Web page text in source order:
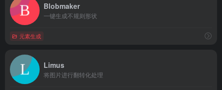
Blobmaker
一键生成不规则形状
元素生成
Limus
将图片进行翻转化处理